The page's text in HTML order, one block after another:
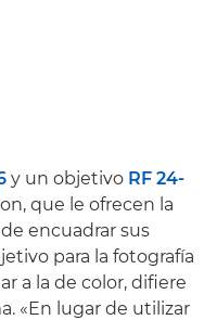
y un objetivo RF 24-
que le ofrecen la
encuadrar sus
para la fotografía
a la de color, difiere
«En lugar de utilizar